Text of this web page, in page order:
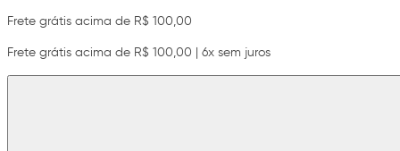
Frete grátis acima de R$ 100,00
Frete grátis acima de R$ 100,00 | 6x sem juros